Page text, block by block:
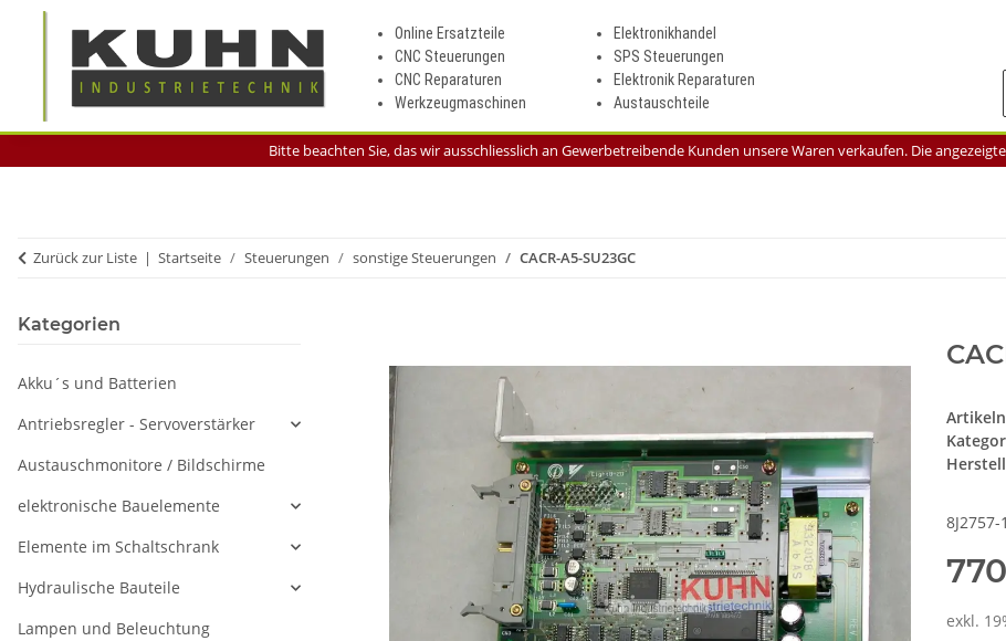
Online Ersatzteile
CNC Steuerungen
CNC Reparaturen
Werkzeugmaschinen
Elektronikhandel
SPS Steuerungen
Elektronik Reparaturen
Austauschteile
Bitte beachten Sie, das wir ausschliesslich an Gewerbetreibende Kunden unsere Waren verkaufen. Die
Zurück zur Liste Startseite Steuerungen sonstige Steuerungen CACR-A5-SU23GC
exkl.
Kategorien
Akku´s und Batterien
Antriebsregler - Servoverstärker
Austauschmonitore / Bildschirme
elektronische Bauelemente
Elemente im Schaltschrank
Hydraulische Bauteile
Lampen und Beleuchtung